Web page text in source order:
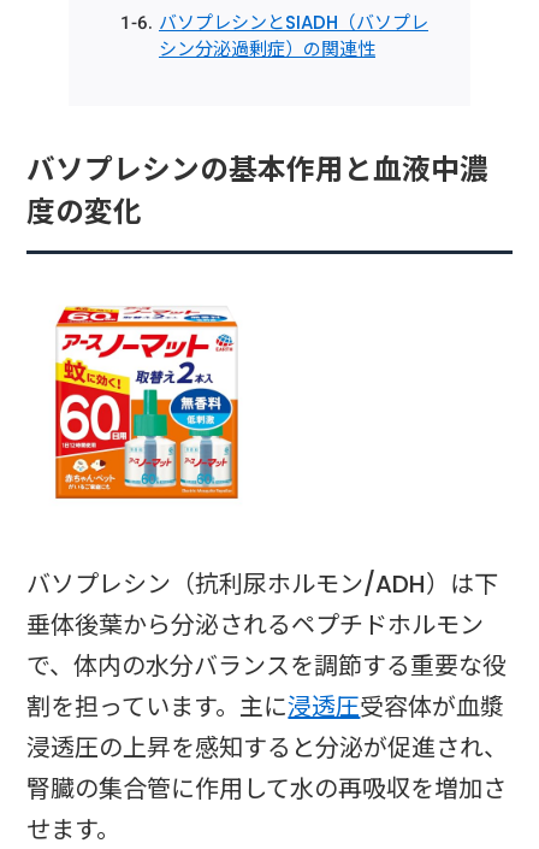
バソプレシンとSIADH（バソプレ
シン分泌過剰症）の関連性
バソプレシンの基本作用と血液中濃
度の変化
バソプレシン（抗利尿ホルモン/ADH）は下
垂体後葉から分泌されるペプチドホルモン
で、体内の水分バランスを調節する重要な役
割を担っています。主に浸透圧受容体が血漿
浸透圧の上昇を感知すると分泌が促進され、
腎臓の集合管に作用して水の再吸収を増加さ
せます。